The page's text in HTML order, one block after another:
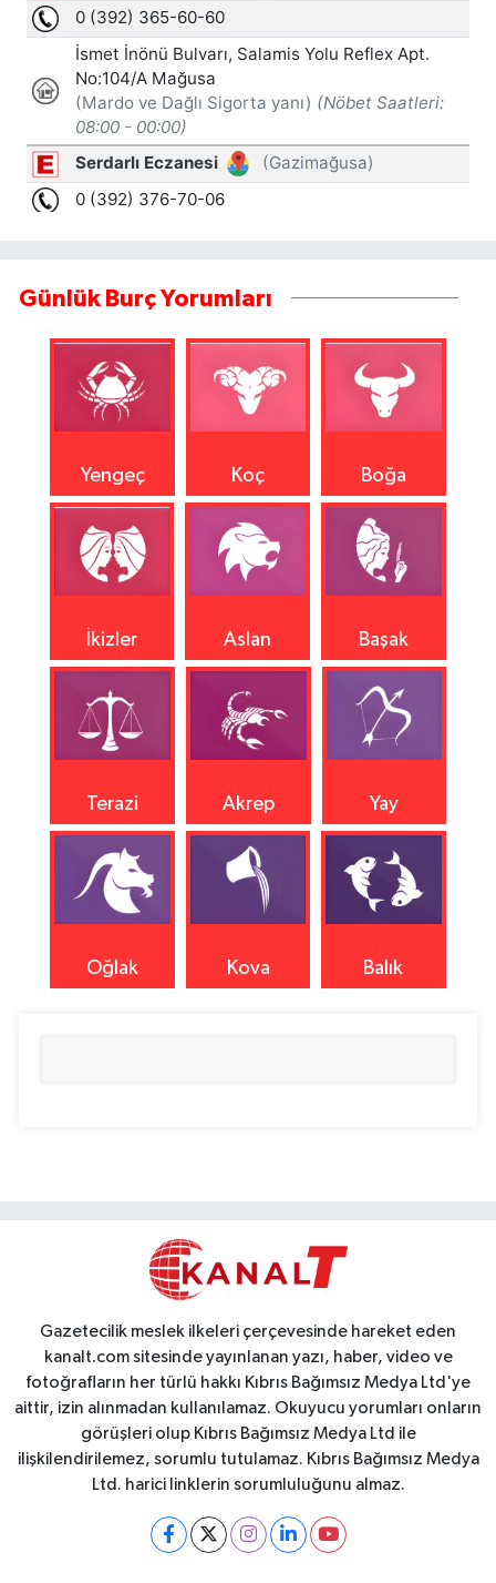
Günlük Burç Yorumları
Yengeç Koç Boğa
İkizler Aslan Başak
Terazi Akrep Yay
Oğlak Kova Balık
Gazetecilik meslek ilkeleri çerçevesinde hareket eden
kanalt.com sitesinde yayınlanan yazı, haber, video ve
fotoğrafların her türlü hakkı Kıbrıs Bağımsız Medya Ltd'ye
aittir, izin alınmadan kullanılamaz. Okuyucu yorumları onların
görüşleri olup Kıbrıs Bağımsız Medya Ltd ile
ilişkilendirilemez, sorumlu tutulamaz. Kıbrıs Bağımsız Medya
Ltd. harici linklerin sorumluluğunu almaz.